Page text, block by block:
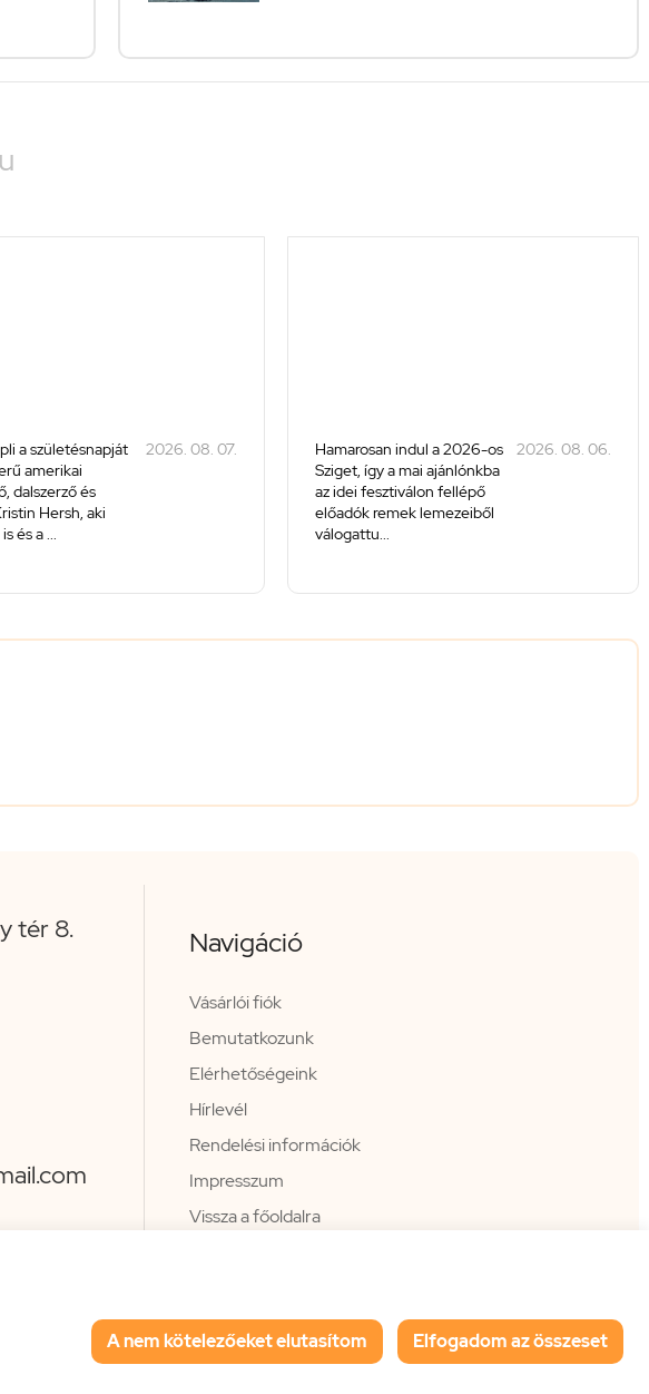
A nem kötelezőeket elutasítom Elfogadom az összeset
a születésnapját
amerikai
dalszerző és
Hersh, aki
és a ...
2026. 08. 07.
Hamarosan indul a 2026-os
Sziget, így a mai ajánlónkba
az idei fesztiválon fellépő
előadók remek lemezeiből
válogattu...
2026. 08. 06.
tér 8. Navigáció
Vásárlói fiók
Bemutatkozunk
Elérhetőségeink
Hírlevél
Rendelési információk
Impresszum
Vissza a főoldalra